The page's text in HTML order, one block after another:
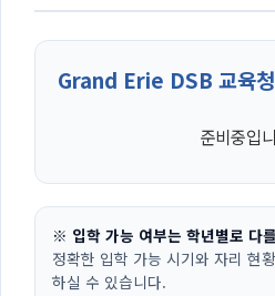
Grand Erie DSB 교육
준비중입
※ 입학 가능 여부는 학년별로 다
정확한 입학 가능 시기와 자리 현
하실 수 있습니다.